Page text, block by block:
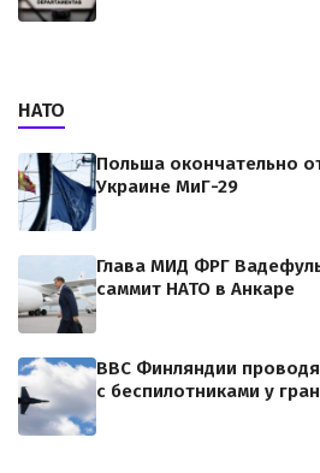
НАТО
Польша окончательно
Украине МиГ-29
Глава МИД ФРГ
саммит НАТО в Анкаре
ВВС Финляндии
с беспилотниками у